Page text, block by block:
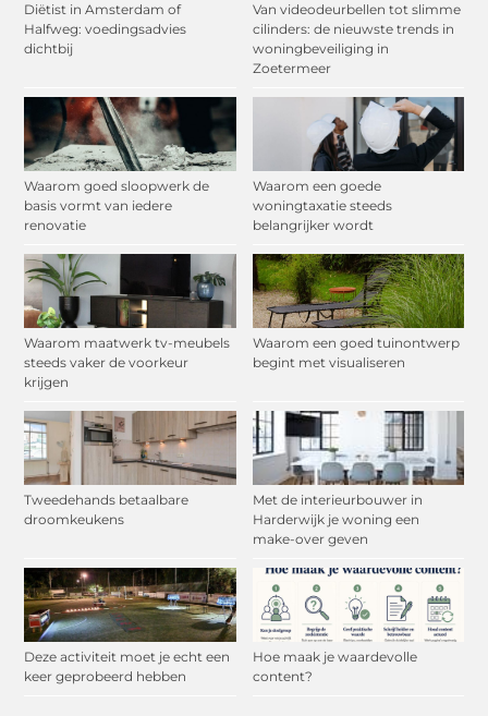
Diëtist in Amsterdam of
Halfweg: voedingsadvies
dichtbij
Van videodeurbellen tot slimme
cilinders: de nieuwste trends in
woningbeveiliging in
Zoetermeer
Waarom goed sloopwerk de
basis vormt van iedere
renovatie
Waarom een goede
woningtaxatie steeds
belangrijker wordt
Waarom maatwerk tv-meubels
steeds vaker de voorkeur
krijgen
Waarom een goed tuinontwerp
begint met visualiseren
Tweedehands betaalbare
droomkeukens
Met de interieurbouwer in
Harderwijk je woning een
make-over geven
Deze activiteit moet je echt een
keer geprobeerd hebben
Hoe maak je waardevolle
content?